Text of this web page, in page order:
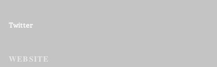
Twitter
WEBSITE